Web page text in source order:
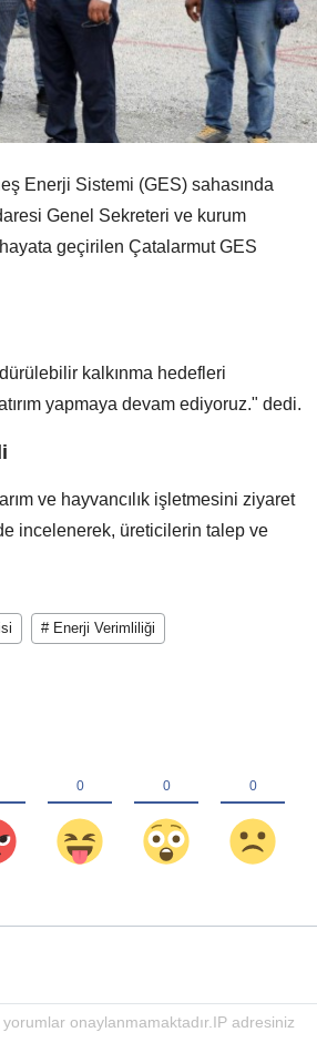
Enerji Sistemi (GES) sahasında
Genel Sekreteri ve kurum
geçirilen Çatalarmut GES
kalkınma hedefleri
yapmaya devam ediyoruz." dedi.
ve hayvancılık işletmesini ziyaret
incelenerek, üreticilerin talep ve
# Enerji Verimliliği